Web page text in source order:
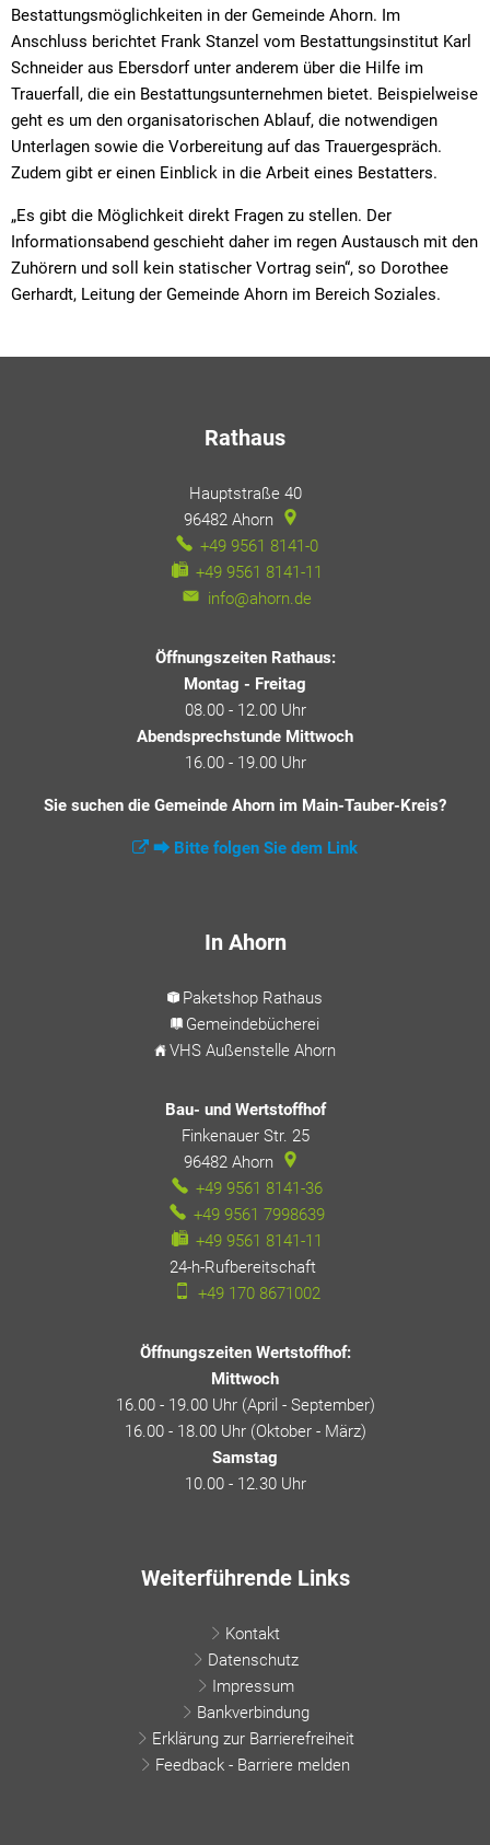
Bestattungsmöglichkeiten in der Gemeinde Ahorn. Im
Anschluss berichtet Frank Stanzel vom Bestattungsinstitut Karl
Schneider aus Ebersdorf unter anderem über die Hilfe im
Trauerfall, die ein Bestattungsunternehmen bietet. Beispielweise
geht es um den organisatorischen Ablauf, die notwendigen
Unterlagen sowie die Vorbereitung auf das Trauergespräch.
Zudem gibt er einen Einblick in die Arbeit eines Bestatters.
„Es gibt die Möglichkeit direkt Fragen zu stellen. Der
Informationsabend geschieht daher im regen Austausch mit den
Zuhörern und soll kein statischer Vortrag sein“, so Dorothee
Gerhardt, Leitung der Gemeinde Ahorn im Bereich Soziales.
Rathaus
Hauptstraße 40
96482 Ahorn
+49 9561 8141-0
+49 9561 8141-11
info@ahorn.de
Öffnungszeiten Rathaus:
Montag - Freitag
08.00 - 12.00 Uhr
Abendsprechstunde Mittwoch
16.00 - 19.00 Uhr
Sie suchen die Gemeinde Ahorn im Main-Tauber-Kreis?
⮕ Bitte folgen Sie dem Link
In Ahorn
Paketshop Rathaus
Gemeindebücherei
VHS Außenstelle Ahorn
Bau- und Wertstoffhof
Finkenauer Str. 25
96482 Ahorn
+49 9561 8141-36
+49 9561 7998639
+49 9561 8141-11
24-h-Rufbereitschaft
+49 170 8671002
Öffnungszeiten Wertstoffhof:
Mittwoch
16.00 - 19.00 Uhr (April - September)
16.00 - 18.00 Uhr (Oktober - März)
Samstag
10.00 - 12.30 Uhr
Weiterführende Links
Kontakt
Datenschutz
Impressum
Bankverbindung
Erklärung zur Barrierefreiheit
Feedback - Barriere melden